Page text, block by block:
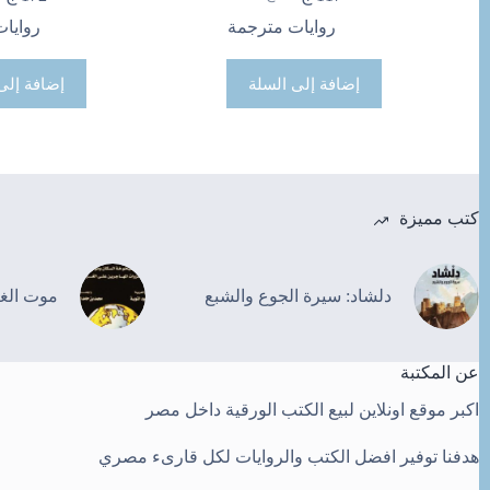
الأصلي
الحالي
روايات مترجمة
إضافة إلى السلة إضافة
كتب مميزة
دلشاد: سيرة الجوع والشبع موت
عن المكتبة
اكبر موقع اونلاين لبيع الكتب الورقية داخل مصر
هدفنا توفير افضل الكتب والروايات لكل قارىء مصري